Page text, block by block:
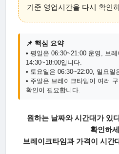
기준 영업시간을 다시 확인
📌 핵심 요약
• 평일은 06:30~21:00 운영, 브
14:30~18:00입니다.
• 토요일은 06:30~22:00, 일요일
• 주말은 브레이크타임이 여러
확인이 필요합니다.
원하는 날짜와 시간대가 있
확인하
브레이크타임과 가격이 시간